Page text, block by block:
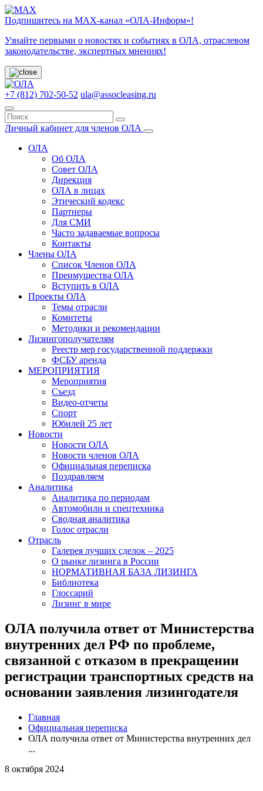
Подпишитесь на МАХ-канал «ОЛА-Информ»!
Узнайте первыми о новостях и событиях в ОЛА, отраслевом
законодательстве, экспертных мнениях!
+7 (812) 702-50-52 ula@assocleasing.ru
Личный кабинет для членов ОЛА
ОЛА
Об ОЛА
Совет ОЛА
Дирекция
ОЛА в лицах
Этический кодекс
Партнеры
Для СМИ
Часто задаваемые вопросы
Контакты
Члены ОЛА
Список Членов ОЛА
Преимущества ОЛА
Вступить в ОЛА
Проекты ОЛА
Темы отрасли
Комитеты
Методики и рекомендации
Лизингополучателям
Реестр мер государственной поддержки
ФСБУ аренда
МЕРОПРИЯТИЯ
Мероприятия
Съезд
Видео-отчеты
Спорт
Юбилей 25 лет
Новости
Новости ОЛА
Новости членов ОЛА
Официальная переписка
Поздравляем
Аналитика
Аналитика по периодам
Автомобили и спецтехника
Сводная аналитика
Голос отрасли
Отрасль
Галерея лучших сделок – 2025
О рынке лизинга в России
НОРМАТИВНАЯ БАЗА ЛИЗИНГА
Библиотека
Глоссарий
Лизинг в мире
ОЛА получила ответ от Министерства
внутренних дел РФ по проблеме,
связанной с отказом в прекращении
регистрации транспортных средств на
основании заявления лизингодателя
Главная
Официальная переписка
ОЛА получила ответ от Министерства внутренних дел
...
8 октября 2024